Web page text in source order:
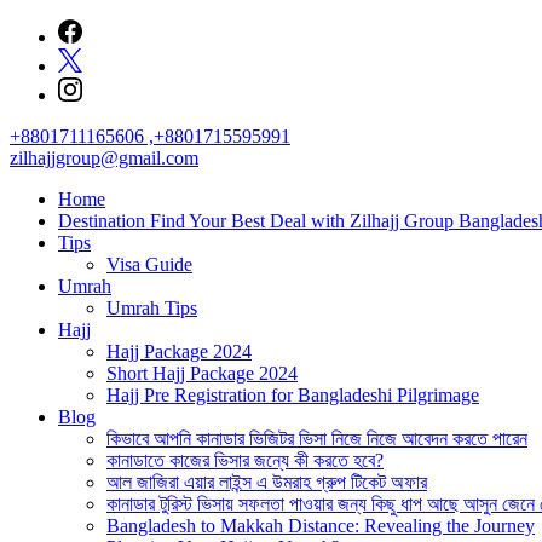
content
+8801711165606 ,+8801715595991
zilhajjgroup@gmail.com
Home
Destination Find Your Best Deal with Zilhajj Group
Tips
Visa Guide
Umrah
Umrah Tips
Hajj
Hajj Package 2024
Short Hajj Package 2024
Hajj Pre Registration for Bangladeshi Pilgrimage
Blog
কিভাবে আপনি কানাডার ভিজিটর ভিসা নিজে নিজে আবেদন করতে পারেন
কানাডাতে কাজের ভিসার জন্যে কী করতে হবে?
আল জাজিরা এয়ার লাইন্স এ উমরাহ গ্রুপ টিকেট অফার
কানাডার টুরিস্ট ভিসায় সফলতা পাওয়ার জন্য কিছু ধাপ আছে আসুন জেনে
Bangladesh to Makkah Distance: Revealing the Journey